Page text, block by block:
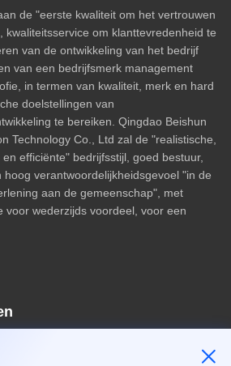
de "eerste kwaliteit om het vertrouwen
kwaliteitsservice om klanttevredenheid te
van de ontwikkeling van het bedrijf
van een bedrijfsmerk management
in termen van kwaliteit, merk en hard
doelstellingen van
te bereiken. Qingdao Beishun
Technology Co., Ltd zal de "realistische,
efficiënte" bedrijfsstijl, goed bestuur,
verantwoordelijkheidsgevoel "in de
aan de gemeenschap", met
voor wederzijds voordeel, voor een